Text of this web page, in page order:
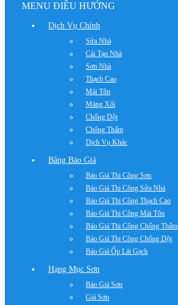
MENU ĐIỀU HƯỚNG
Dịch Vụ Chính
Sửa Nhà
Cải Tạo Nhà
Sơn Nhà
Thạch Cao
Mái Tôn
Máng Xối
Chống Dột
Chống Thấm
Dịch Vụ Khác
Bảng Báo Giá
Báo Giá Thi Công Sơn
Báo Giá Thi Công Sửa Nhà
Báo Giá Thi Công Thạch Cao
Báo Giá Thi Công Mái Tôn
Báo Giá Thi Công Chống Thấm
Báo Giá Thi Công Chống Dột
Báo Giá Ốp Lát Gạch
Hạng Mục Sơn
Báo Giá Sơn
Giá Sơn